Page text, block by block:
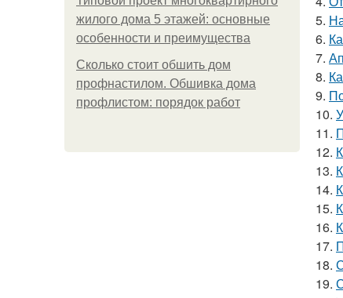
жилого дома 5 этажей: основные
особенности и преимущества
Сколько стоит обшить дом
профнастилом. Обшивка дома
профлистом: порядок работ
5.
6.
7.
8.
9.
10.
11.
12.
13.
14.
15.
16.
17.
18.
19.